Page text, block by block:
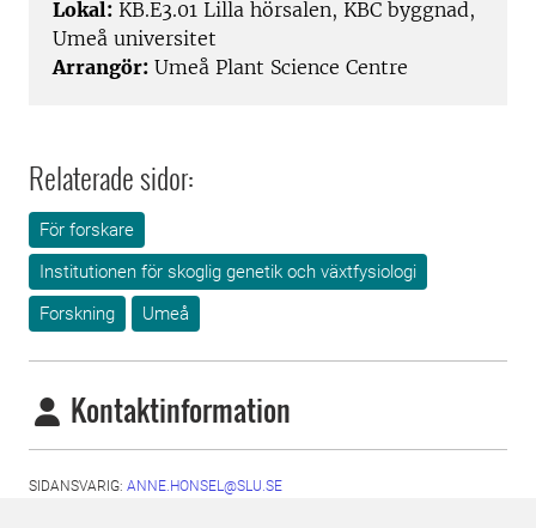
Lokal: KB.E3.01 Lilla hörsalen, KBC byggnad,
Umeå universitet
Arrangör: Umeå Plant Science Centre
Relaterade sidor:
För forskare
Institutionen för skoglig genetik och växtfysiologi
Forskning
Umeå
Kontaktinformation
SIDANSVARIG: ANNE.HONSEL@SLU.SE